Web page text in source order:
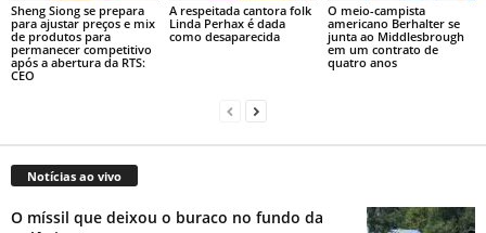
Sheng Siong se prepara
para ajustar preços e mix
de produtos para
permanecer competitivo
após a abertura da RTS:
CEO
A respeitada cantora folk
Linda Perhax é dada
como desaparecida
O meio-campista
americano Berhalter se
junta ao Middlesbrough
em um contrato de
quatro anos
Notícias ao vivo
O míssil que deixou o buraco no fundo da